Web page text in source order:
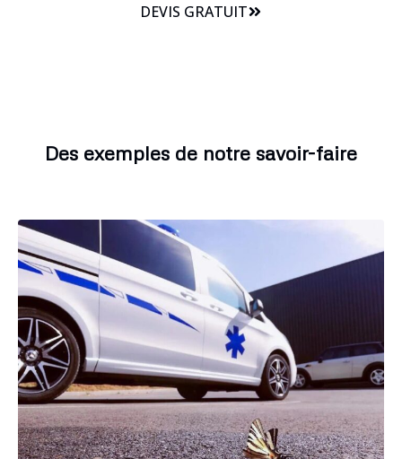
DEVIS GRATUIT
Des exemples de notre savoir-faire